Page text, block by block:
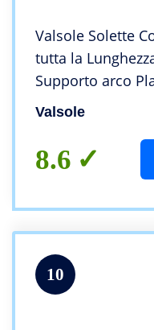
Valsole Solette
tutta la
Supporto arco
Fascite Plantare,
Valsole
8.6
10